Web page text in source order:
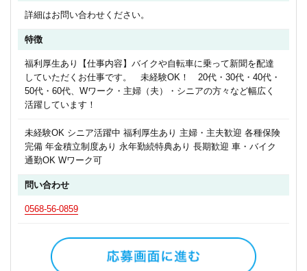
詳細はお問い合わせください。
特徴
福利厚生あり【仕事内容】バイクや自転車に乗って新聞を配達
していただくお仕事です。 未経験OK！ 20代・30代・40代・
50代・60代、Wワーク・主婦（夫）・シニアの方々など幅広く
活躍しています！
未経験OK シニア活躍中 福利厚生あり 主婦・主夫歓迎 各種保険
完備 年金積立制度あり 永年勤続特典あり 長期歓迎 車・バイク
通勤OK Wワーク可
問い合わせ
0568-56-0859